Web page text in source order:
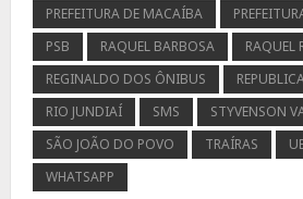
PREFEITURA DE MACAÍBA
PSB
RAQUEL BARBOSA
RAQUEL
REGINALDO DOS ÔNIBUS
RIO JUNDIAÍ
SMS
STYVENSON
SÃO JOÃO DO POVO
TRAÍRAS
WHATSAPP